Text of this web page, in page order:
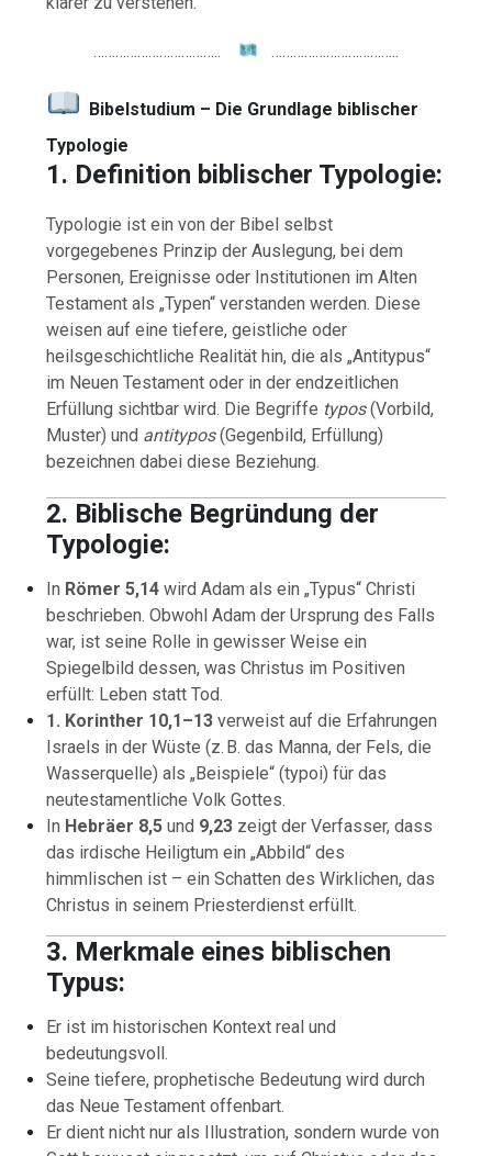
…………………………….. ……………………………..
Bibelstudium – Die Grundlage biblischer
Typologie
1. Definition biblischer Typologie:
Typologie ist ein von der Bibel selbst
vorgegebenes Prinzip der Auslegung, bei dem
Personen, Ereignisse oder Institutionen im Alten
Testament als „Typen“ verstanden werden. Diese
weisen auf eine tiefere, geistliche oder
heilsgeschichtliche Realität hin, die als „Antitypus“
im Neuen Testament oder in der endzeitlichen
Erfüllung sichtbar wird. Die Begriffe typos(Vorbild,
Muster) und antitypos(Gegenbild, Erfüllung)
bezeichnen dabei diese Beziehung.
2. Biblische Begründung der
Typologie:
In Römer 5,14 wird Adam als ein „Typus“ Christi
beschrieben. Obwohl Adam der Ursprung des Falls
war, ist seine Rolle in gewisser Weise ein
Spiegelbild dessen, was Christus im Positiven
erfüllt: Leben statt Tod.
1. Korinther 10,1–13 verweist auf die Erfahrungen
Israels in der Wüste (z. B. das Manna, der Fels, die
Wasserquelle) als „Beispiele“ (typoi) für das
neutestamentliche Volk Gottes.
In Hebräer 8,5 und 9,23 zeigt der Verfasser, dass
das irdische Heiligtum ein „Abbild“ des
himmlischen ist – ein Schatten des Wirklichen, das
Christus in seinem Priesterdienst erfüllt.
3. Merkmale eines biblischen
Typus:
Er ist im historischen Kontext real und
bedeutungsvoll.
Seine tiefere, prophetische Bedeutung wird durch
das Neue Testament offenbart.
Er dient nicht nur als Illustration, sondern wurde von